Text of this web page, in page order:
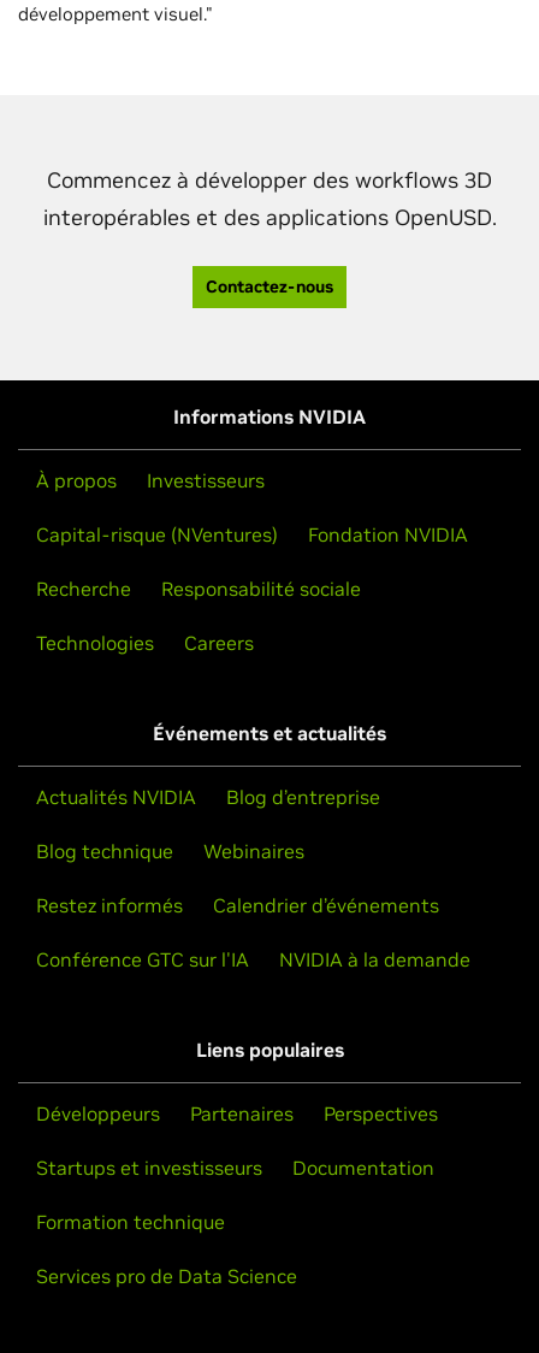
développement visuel."
Commencez à développer des workflows 3D
interopérables et des applications OpenUSD.
Contactez-nous
Informations NVIDIA
À propos Investisseurs
Capital-risque (NVentures) Fondation NVIDIA
Recherche Responsabilité sociale
Technologies Careers
Événements et actualités
Actualités NVIDIA Blog d’entreprise
Blog technique Webinaires
Restez informés Calendrier d’événements
Conférence GTC sur l'IA NVIDIA à la demande
Liens populaires
Développeurs Partenaires Perspectives
Startups et investisseurs Documentation
Formation technique
Services pro de Data Science